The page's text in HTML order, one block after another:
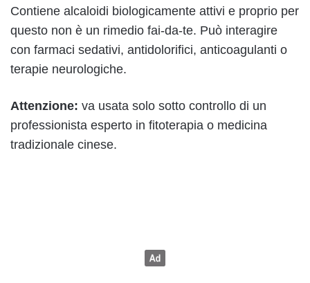
Contiene alcaloidi biologicamente attivi e proprio per
questo non è un rimedio fai-da-te. Può interagire
con farmaci sedativi, antidolorifici, anticoagulanti o
terapie neurologiche.
Attenzione: va usata solo sotto controllo di un
professionista esperto in fitoterapia o medicina
tradizionale cinese.